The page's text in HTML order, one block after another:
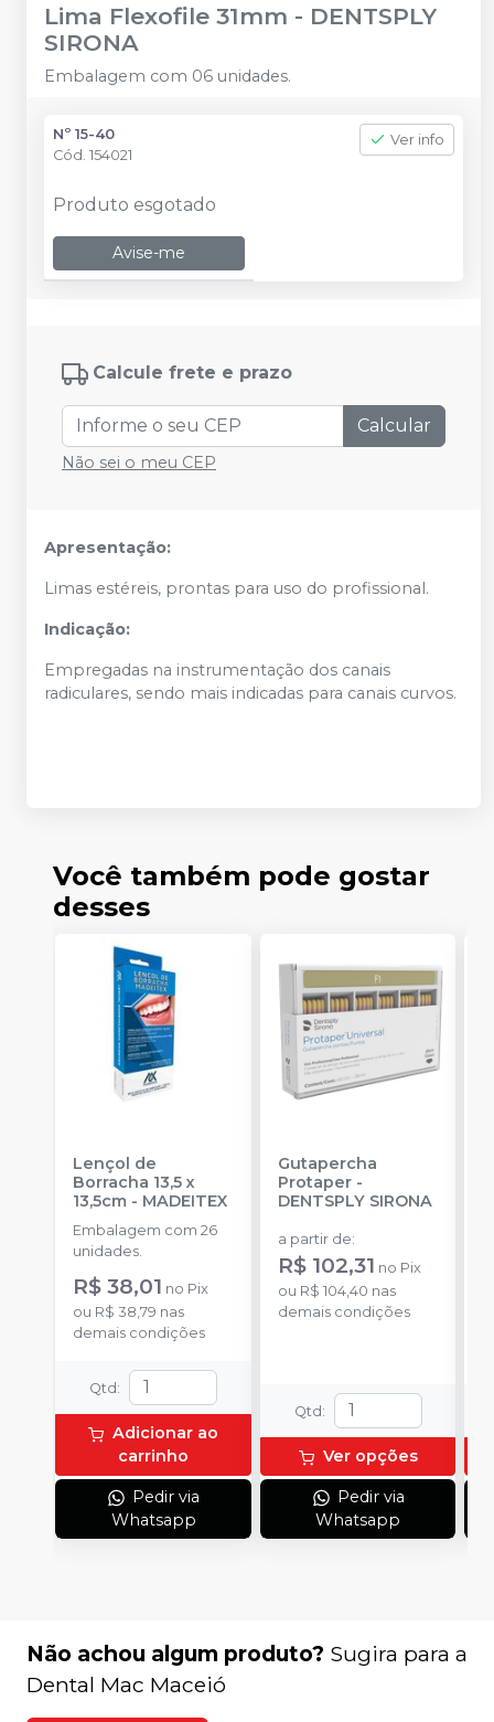
Lima Flexofile 31mm - DENTSPLY
SIRONA
Embalagem com 06 unidades.
Nº 15-40
Cód. 154021
Ver info
Produto esgotado
Avise-me
Calcule frete e prazo
Calcular
Não sei o meu CEP
Apresentação:
Limas estéreis, prontas para uso do profissional.
Indicação:
Empregadas na instrumentação dos canais
radiculares, sendo mais indicadas para canais curvos.
Você também pode gostar
desses
Lençol de
Borracha 13,5 x
13,5cm - MADEITEX
Embalagem com 26
unidades.
R$ 38,01 no Pix
ou R$ 38,79 nas
demais condições
Qtd:
Adicionar ao
carrinho
Pedir via
Whatsapp
Gutapercha
Protaper-
DENTSPLY SIRONA
a partir de:
R$ 102,31 no Pix
ou R$ 104,40 nas
demais condições
Qtd:
Ver opções
Pedir via
Whatsapp
Não achou algum produto? Sugira para a
Dental Mac Maceió